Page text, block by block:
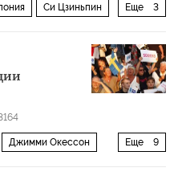
Еще 3
Си Цзиньпин
Еще 9
Джимми Окессон